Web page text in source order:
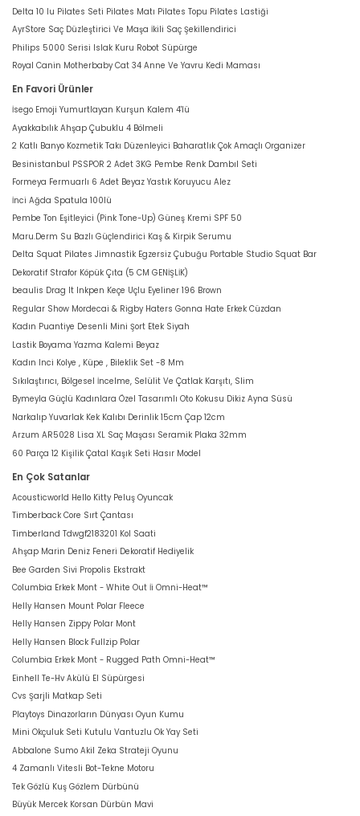
Delta 10 lu Pilates Seti Pilates Matı Pilates Topu Pilates Lastiği
AyrStore Saç Düzleştirici Ve Maşa İkili Saç Şekillendirici
Philips 5000 Serisi Islak Kuru Robot Süpürge
Royal Canin Motherbaby Cat 34 Anne Ve Yavru Kedi Maması
En Favori Ürünler
İsego Emoji Yumurtlayan Kurşun Kalem 4'lü
Ayakkabılık Ahşap Çubuklu 4 Bölmeli
2 Katlı Banyo Kozmetik Takı Düzenleyici Baharatlık Çok Amaçlı Organizer
Besinistanbul PSSPOR 2 Adet 3KG Pembe Renk Dambıl Seti
Formeya Fermuarlı 6 Adet Beyaz Yastık Koruyucu Alez
İnci Ağda Spatula 100lü
Pembe Ton Eşitleyici (Pink Tone-Up) Güneş Kremi SPF 50
Maru.Derm Su Bazlı Güçlendirici Kaş & Kirpik Serumu
Delta Squat Pilates Jimnastik Egzersiz Çubuğu Portable Studio Squat Bar
Dekoratif Strafor Köpük Çıta (5 CM GENİŞLİK)
beaulis Drag It Inkpen Keçe Uçlu Eyeliner 196 Brown
Regular Show Mordecai & Rigby Haters Gonna Hate Erkek Cüzdan
Kadın Puantiye Desenli Mini Şort Etek Siyah
Lastik Boyama Yazma Kalemi Beyaz
Kadın Inci Kolye , Küpe , Bileklik Set -8 Mm
Sıkılaştırıcı, Bölgesel İncelme, Selülit Ve Çatlak Karşıtı, Slim
Bymeyla Güçlü Kadınlara Özel Tasarımlı Oto Kokusu Dikiz Ayna Süsü
Narkalıp Yuvarlak Kek Kalıbı Derinlik 15cm Çap 12cm
Arzum AR5028 Lisa XL Saç Maşası Seramik Plaka 32mm
60 Parça 12 Kişilik Çatal Kaşık Seti Hasır Model
En Çok Satanlar
Acousticworld Hello Kitty Peluş Oyuncak
Timberback Core Sırt Çantası
Timberland Tdwgf2183201 Kol Saati
Ahşap Marin Deniz Feneri Dekoratif Hediyelik
Bee Garden Sivi Propolis Ekstrakt
Columbia Erkek Mont - White Out İi Omni-Heat™
Helly Hansen Mount Polar Fleece
Helly Hansen Zippy Polar Mont
Helly Hansen Block Fullzip Polar
Columbia Erkek Mont - Rugged Path Omni-Heat™
Einhell Te-Hv Akülü El Süpürgesi
Cvs Şarjli Matkap Seti
Playtoys Dinazorların Dünyası Oyun Kumu
Mini Okçuluk Seti Kutulu Vantuzlu Ok Yay Seti
Abbalone Sumo Akil Zeka Strateji Oyunu
4 Zamanlı Vitesli Bot-Tekne Motoru
Tek Gözlü Kuş Gözlem Dürbünü
Büyük Mercek Korsan Dürbün Mavi